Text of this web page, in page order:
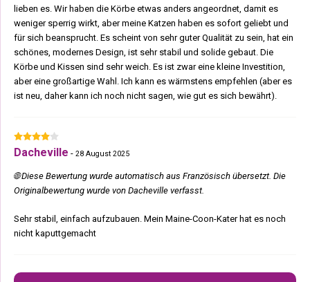
lieben es. Wir haben die Körbe etwas anders angeordnet, damit es
weniger sperrig wirkt, aber meine Katzen haben es sofort geliebt und
für sich beansprucht. Es scheint von sehr guter Qualität zu sein, hat ein
schönes, modernes Design, ist sehr stabil und solide gebaut. Die
Körbe und Kissen sind sehr weich. Es ist zwar eine kleine Investition,
aber eine großartige Wahl. Ich kann es wärmstens empfehlen (aber es
ist neu, daher kann ich noch nicht sagen, wie gut es sich bewährt).
Dacheville - 28 August 2025
🌐 Diese Bewertung wurde automatisch aus Französisch übersetzt. Die
Originalbewertung wurde von Dacheville verfasst.
Sehr stabil, einfach aufzubauen. Mein Maine-Coon-Kater hat es noch
nicht kaputtgemacht